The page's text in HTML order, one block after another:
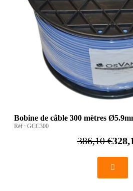
Bobine de câble 300 mètres
Réf : GCC300
386,10 €